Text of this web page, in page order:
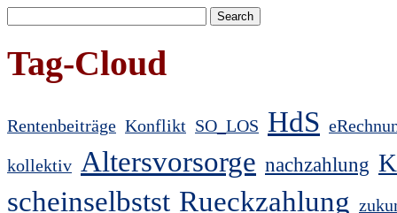
Tag-Cloud
Rentenbeiträge Konflikt SO_LOS HdS
kollektiv Altersvorsorge nachzahlung
scheinselbstst Rueckzahlung